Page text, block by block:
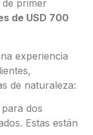
primer
de USD 700
experiencia
de naturaleza:
dos
Estas están